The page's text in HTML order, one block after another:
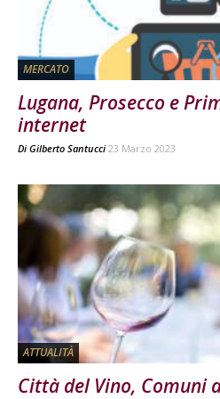
MERCATO
Lugana, Prosecco e
internet
Di Gilberto Santucci 23 Marzo 2023
ATTUALITÀ
Città del Vino, Comuni